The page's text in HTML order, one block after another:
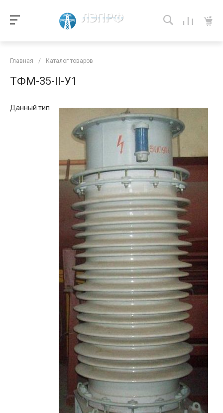
Главная / Каталог товаров
ТФМ-35-II-У1
Данный тип